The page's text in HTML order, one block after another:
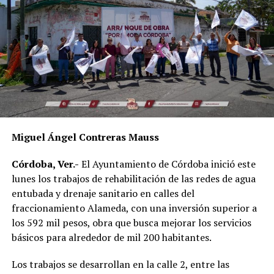
Miguel Ángel Contreras Mauss
Córdoba, Ver.- El Ayuntamiento de Córdoba inició este
lunes los trabajos de rehabilitación de las redes de agua
entubada y drenaje sanitario en calles del
fraccionamiento Alameda, con una inversión superior a
los 592 mil pesos, obra que busca mejorar los servicios
básicos para alrededor de mil 200 habitantes.
Los trabajos se desarrollan en la calle 2, entre las